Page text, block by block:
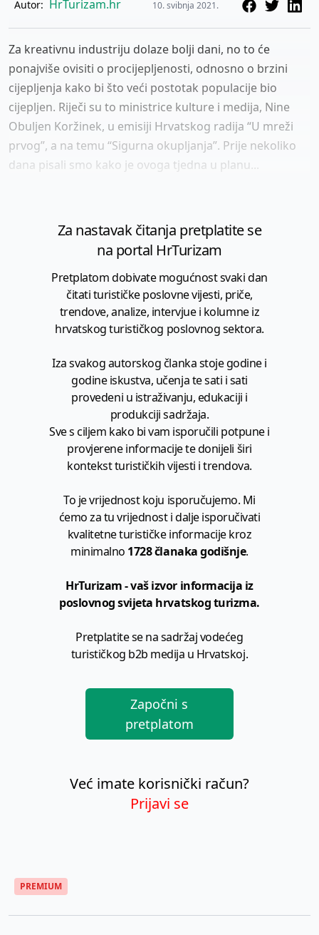
Autor: HrTurizam.hr 10. svibnja 2021.
Za kreativnu industriju dolaze bolji dani, no to će
ponajviše ovisiti o procijepljenosti, odnosno o brzini
cijepljenja kako bi što veći postotak populacije bio
cijepljen. Riječi su to ministrice kulture i medija, Nine
Obuljen Koržinek, u emisiji Hrvatskog radija “U mreži
prvog”, a na temu “Sigurna okupljanja”. Prije nekoliko
dana pisali smo kako je ovoga tjedna u planu...
Za nastavak čitanja pretplatite se
na portal HrTurizam
Pretplatom dobivate mogućnost svaki dan
čitati turističke poslovne vijesti, priče,
trendove, analize, intervjue i kolumne iz
hrvatskog turističkog poslovnog sektora.
Iza svakog autorskog članka stoje godine i
godine iskustva, učenja te sati i sati
provedeni u istraživanju, edukaciji i
produkciji sadržaja.
Sve s ciljem kako bi vam isporučili potpune i
provjerene informacije te donijeli širi
kontekst turističkih vijesti i trendova.
To je vrijednost koju isporučujemo. Mi
ćemo za tu vrijednost i dalje isporučivati
kvalitetne turističke informacije kroz
minimalno 1728 članaka godišnje.
HrTurizam - vaš izvor informacija iz
poslovnog svijeta hrvatskog turizma.
Pretplatite se na sadržaj vodećeg
turističkog b2b medija u Hrvatskoj.
Započni s
pretplatom
Već imate korisnički račun?
Prijavi se
PREMIUM